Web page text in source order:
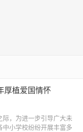
厚植爱国情怀
，为进一步引导广大未
中小学校纷纷开展丰富多